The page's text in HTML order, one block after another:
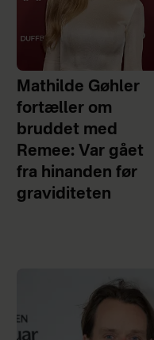
Mathilde Gøhler
fortæller om
bruddet med
Remee: Var gået
fra hinanden før
graviditeten